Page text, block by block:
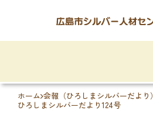
ホーム 会報（ひろしまシルバーだより）
ひろしまシルバーだより124号